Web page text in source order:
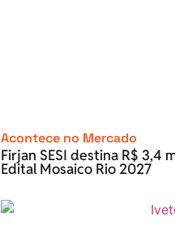
Acontece no Mercado
Firjan SESI destina R$ 3,4
Edital Mosaico Rio 2027